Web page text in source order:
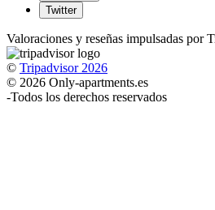
Twitter
Valoraciones y reseñas impulsadas por
© Tripadvisor 2026
© 2026 Only-apartments.es
-Todos los derechos reservados